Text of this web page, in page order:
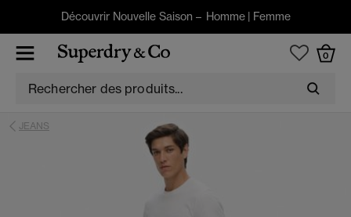
Découvrir Nouvelle Saison – Homme| Femme
0
JEANS